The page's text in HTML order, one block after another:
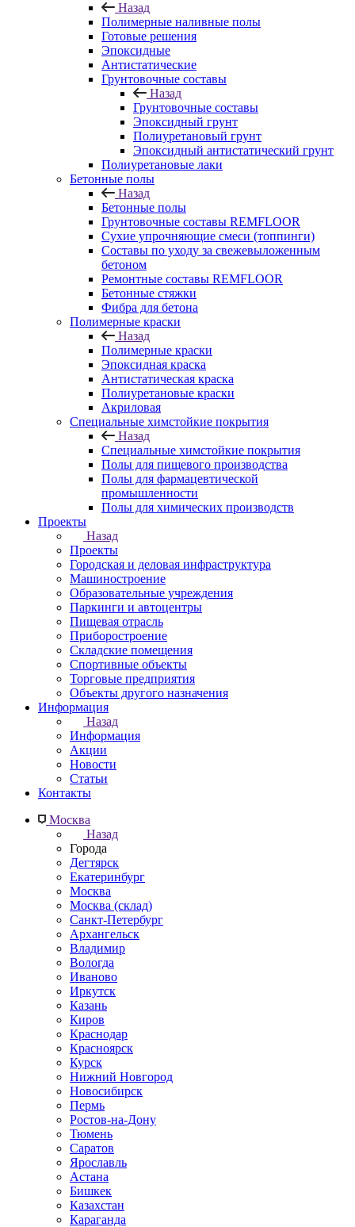
Назад
Полимерные наливные полы
Готовые решения
Эпоксидные
Антистатические
Грунтовочные составы
Назад
Грунтовочные составы
Эпоксидный грунт
Полиуретановый грунт
Эпоксидный антистатический грунт
Полиуретановые лаки
Бетонные полы
Назад
Бетонные полы
Грунтовочные составы REMFLOOR
Сухие упрочняющие смеси (топпинги)
Составы по уходу за свежевыложенным
бетоном
Ремонтные составы REMFLOOR
Бетонные стяжки
Фибра для бетона
Полимерные краски
Назад
Полимерные краски
Эпоксидная краска
Антистатическая краска
Полиуретановые краски
Акриловая
Специальные химстойкие покрытия
Назад
Специальные химстойкие покрытия
Полы для пищевого производства
Полы для фармацевтической
промышленности
Полы для химических производств
Проекты
Назад
Проекты
Городская и деловая инфраструктура
Машиностроение
Образовательные учреждения
Паркинги и автоцентры
Пищевая отрасль
Приборостроение
Складские помещения
Спортивные объекты
Торговые предприятия
Объекты другого назначения
Информация
Назад
Информация
Акции
Новости
Статьи
Контакты
Москва
Назад
Города
Дегтярск
Екатеринбург
Москва
Москва (склад)
Санкт-Петербург
Архангельск
Владимир
Вологда
Иваново
Иркутск
Казань
Киров
Краснодар
Красноярск
Курск
Нижний Новгород
Новосибирск
Пермь
Ростов-на-Дону
Тюмень
Саратов
Ярославль
Астана
Бишкек
Казахстан
Караганда